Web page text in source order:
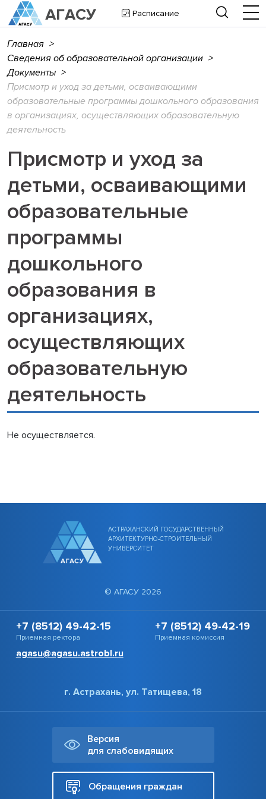
Расписание
Главная >
Сведения об образовательной организации >
Документы >
Присмотр и уход за детьми, осваивающими
образовательные программы дошкольного образования
в организациях, осуществляющих образовательную
деятельность
Присмотр и уход за
детьми, осваивающими
образовательные
программы
дошкольного
образования в
организациях,
осуществляющих
образовательную
деятельность
Не осуществляется.
АСТРАХАНСКИЙ ГОСУДАРСТВЕННЫЙ
АРХИТЕКТУРНО-СТРОИТЕЛЬНЫЙ
УНИВЕРСИТЕТ
© АГАСУ 2026
+7 (8512) 49-42-15
Приемная ректора
agasu@agasu.astrobl.ru
+7 (8512) 49-42-19
Приемная комиссия
г. Астрахань, ул. Татищева, 18
Версия
для слабовидящих
Обращения граждан